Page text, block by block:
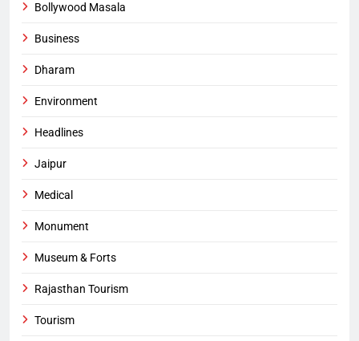
Bollywood Masala
Business
Dharam
Environment
Headlines
Jaipur
Medical
Monument
Museum & Forts
Rajasthan Tourism
Tourism